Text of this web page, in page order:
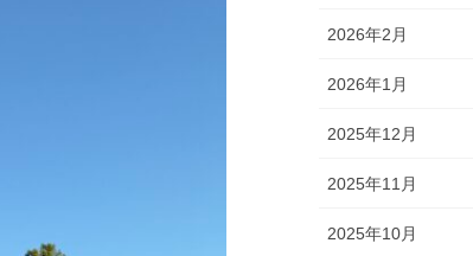
2026年2月
2026年1月
2025年12月
2025年11月
2025年10月